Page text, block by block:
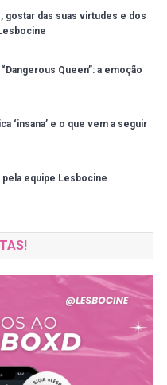
gostar das suas virtudes e dos
Queen”: a emoção
‘insana’ e o que vem a seguir
equipe Lesbocine